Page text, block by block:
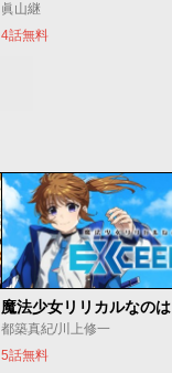
眞山継
4話無料
都築真紀/川上修一
5話無料